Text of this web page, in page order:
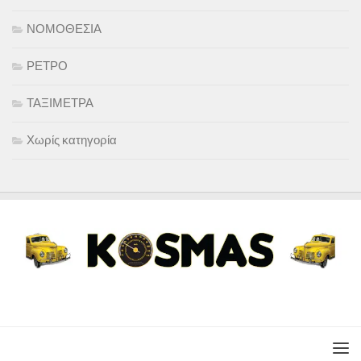
ΝΟΜΟΘΕΣΙΑ
ΡΕΤΡΟ
ΤΑΞΙΜΕΤΡΑ
Χωρίς κατηγορία